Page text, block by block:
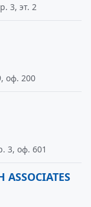
3, эт. 2
оф. 200
3, оф. 601
ASSOCIATES